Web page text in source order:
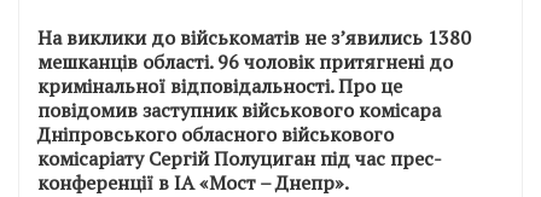
На виклики до військоматів не з’явились 1380
мешканців області. 96 чоловік притягнені до
кримінальної відповідальності. Про це
повідомив заступник військового комісара
Дніпровського обласного військового
комісаріату Сергій Полуциган під час прес-
конференції в ІА «Мост – Днепр».